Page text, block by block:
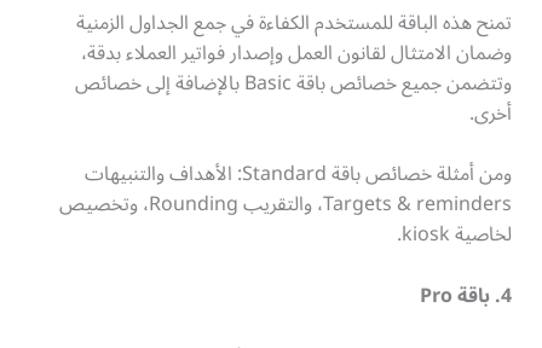
تمنح هذه الباقة للمستخدم الكفاءة في جمع الجداول الزمنية
وضمان الامتثال لقانون العمل وإصدار فواتير العملاء بدقة،
وتتضمن جميع خصائص باقة Basic بالإضافة إلى خصائص
أخرى.
ومن أمثلة خصائص باقة Standard: الأهداف والتنبيهات
Targets & reminders، والتقريب Rounding، وتخصيص
لخاصية kiosk.
4. باقة Pro